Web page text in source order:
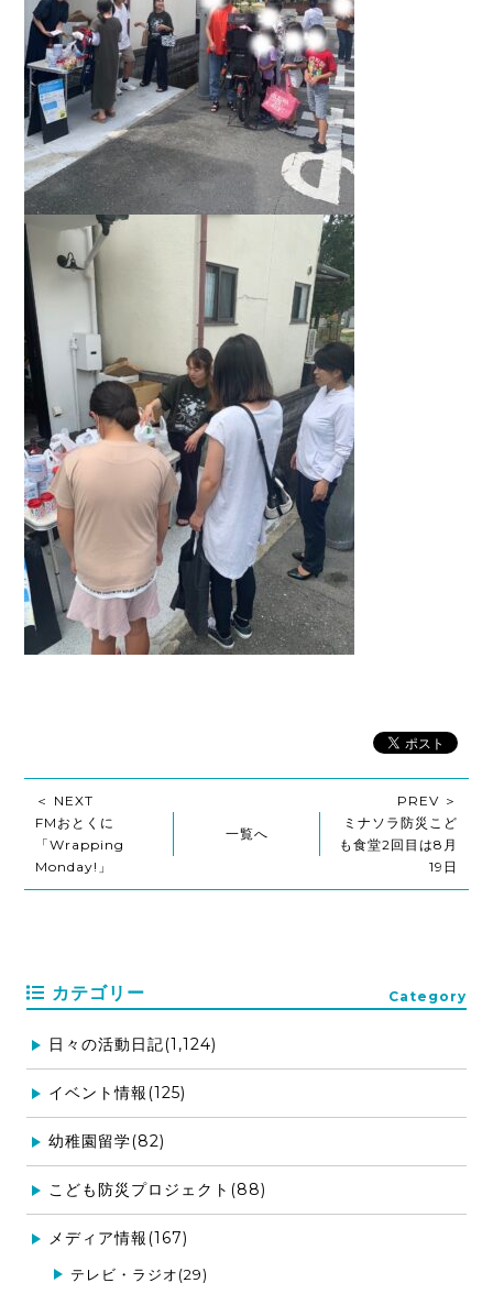
＜ NEXT
FMおとくに
「Wrapping
Monday!」
一覧へ
PREV ＞
ミナソラ防災こど
も食堂2回目は8月
19日
カテゴリー Category
日々の活動日記(1,124)
イベント情報(125)
幼稚園留学(82)
こども防災プロジェクト(88)
メディア情報(167)
テレビ・ラジオ(29)